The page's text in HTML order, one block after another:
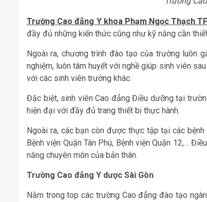
Trường Cao đẳng Y khoa Phạm Ngọc Thạch
đầy đủ những kiến thức cũng như kỹ năng cần
Ngoài ra, chương trình đào tạo của trường luôn
nghiệm, luôn tâm huyết với nghề giúp sinh viên
với các sinh viên trường khác.
Đặc biệt, sinh viên Cao đẳng Điều dưỡng tại
hiện đại với đầy đủ trang thiết bị thực hành.
Ngoài ra, các bạn còn được thực tập tại các
Bệnh viện Quận Tân Phú, Bệnh viện Quận 12,…
năng chuyên môn của bản thân.
Trường Cao đẳng Y dược Sài Gòn
Nằm trong top các trường Cao đẳng đào tạo